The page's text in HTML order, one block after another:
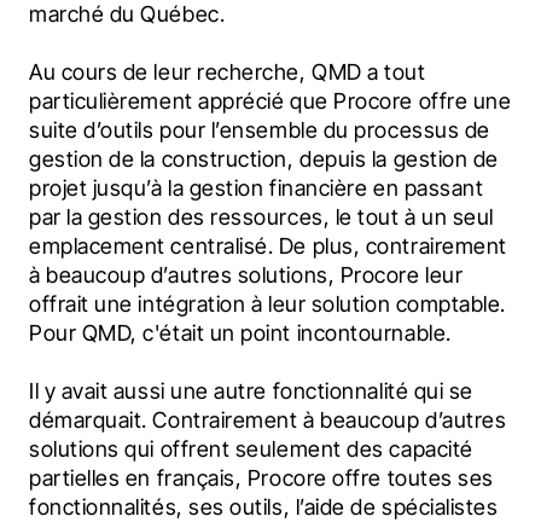
marché du Québec.
Au cours de leur recherche, QMD a tout
particulièrement apprécié que Procore offre une
suite d’outils pour l’ensemble du processus de
gestion de la construction, depuis la gestion de
projet jusqu’à la gestion financière en passant
par la gestion des ressources, le tout à un seul
emplacement centralisé. De plus, contrairement
à beaucoup d’autres solutions, Procore leur
offrait une intégration à leur solution comptable.
Pour QMD, c'était un point incontournable.
Il y avait aussi une autre fonctionnalité qui se
démarquait. Contrairement à beaucoup d’autres
solutions qui offrent seulement des capacité
partielles en français, Procore offre toutes ses
fonctionnalités, ses outils, l’aide de spécialistes